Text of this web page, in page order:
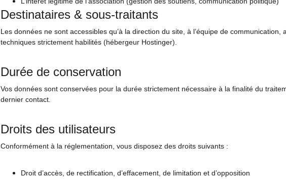
Destinataires & sous-traitants
Les données ne sont accessibles qu’à la direction du site, à l’équipe de communication,
techniques strictement habilités (hébergeur Hostinger).
Durée de conservation
Vos données sont conservées pour la durée strictement nécessaire à la finalité du
dernier contact.
Droits des utilisateurs
Conformément à la réglementation, vous disposez des droits suivants :
Droit d’accès, de rectification, d’effacement, de limitation et d’opposition